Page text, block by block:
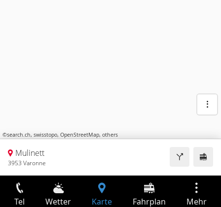
©search.ch, swisstopo, OpenStreetMap, others
Mulinett
3953 Varonne
Tel Wetter Karte Fahrplan Mehr